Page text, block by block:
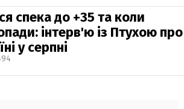
спека до +35 та коли
інтерв'ю із Птухою про
у серпні